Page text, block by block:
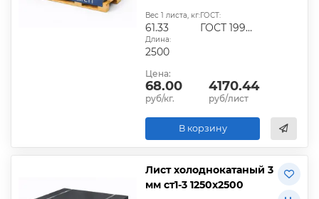
Вес 1 листа, кг:
61.33
ГОСТ:
ГОСТ 19904-90
Длина:
2500
Цена:
68.00
руб/кг.
4170.44
руб/лист
В корзину
Лист холоднокатаный 3
мм ст1-3 1250х2500